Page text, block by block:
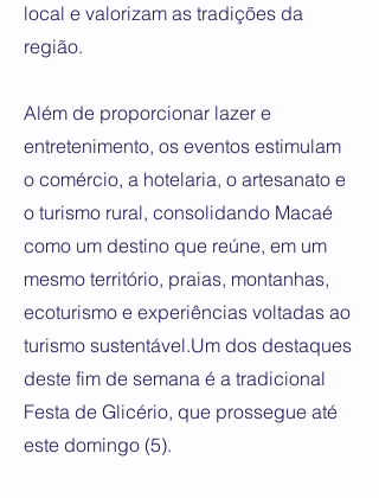
local e valorizam as tradições da
região.
Além de proporcionar lazer e
entretenimento, os eventos estimulam
o comércio, a hotelaria, o artesanato e
o turismo rural, consolidando Macaé
como um destino que reúne, em um
mesmo território, praias, montanhas,
ecoturismo e experiências voltadas ao
turismo sustentável.Um dos destaques
deste fim de semana é a tradicional
Festa de Glicério, que prossegue até
este domingo (5).